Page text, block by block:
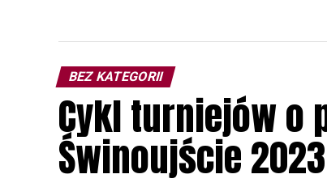
BEZ KATEGORII
Cykl turniejów o
Świnoujście 2023